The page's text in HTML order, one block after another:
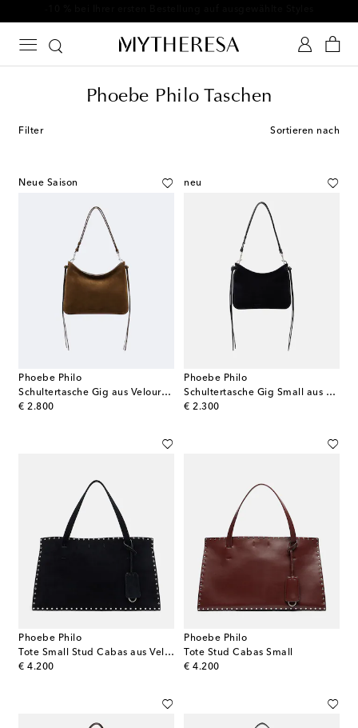
Phoebe Philo Taschen
Filter Sortieren nach
Neue Saison
Phoebe Philo
Schultertasche Gig aus Veloursleder
€ 2.800
original price
neu
Phoebe Philo
Schultertasche Gig Small aus Leder
€ 2.300
original price
Phoebe Philo
Tote Small Stud Cabas aus Veloursleder
€ 4.200
original price
Phoebe Philo
Tote Stud Cabas Small
€ 4.200
original price